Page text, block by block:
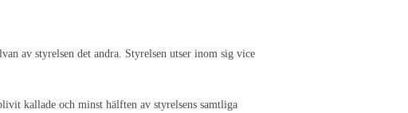
av styrelsen det andra. Styrelsen utser inom sig vice
kallade och minst hälften av styrelsens samtliga